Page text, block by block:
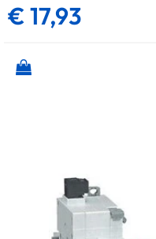
€ 17,93
Quantità